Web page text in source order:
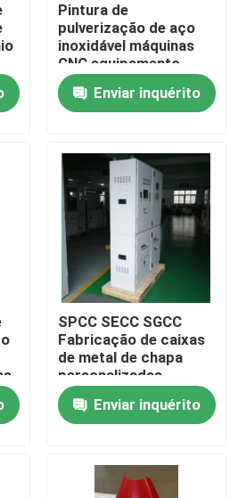
de chapa metálica da precisão
do CNC
Pintura de
pulverização de aço
inoxidável máquinas
CNC equipamento
médico peças
sobressalentes IP66
Enviar inquérito
SPCC SECC SGCC
Fabricação de caixas
de metal de chapa
personalizadas
Enviar inquérito